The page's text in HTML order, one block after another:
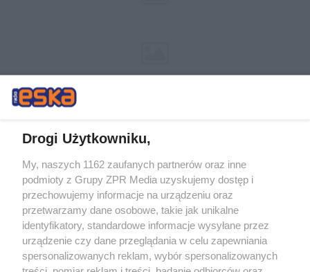
Żaden utwór zamieszczony w serwisie nie może być powielany i
rozpowszechniany lub dalej rozpowszechniany w jakikolwiek sposób (w
tym także elektroniczny lub mechaniczny) na jakimkolwiek polu
eksploatacji w jakiejkolwiek formie, włącznie z umieszczaniem w
Internecie bez pisemnej zgody właściciela praw. Jakiekolwiek użycie lub
wykorzystanie utworów w całości lub w części z naruszeniem prawa,
tzn. bez właściwej zgody, jest zabronione pod groźbą kary i może być
ścigane prawnie.
Drogi Użytkowniku,
My, naszych 1162 zaufanych partnerów oraz inne
podmioty z Grupy ZPR Media uzyskujemy dostęp i
przechowujemy informacje na urządzeniu oraz
przetwarzamy dane osobowe, takie jak unikalne
identyfikatory, standardowe informacje wysyłane przez
urządzenie czy dane przeglądania w celu zapewniania
spersonalizowanych reklam, wybór spersonalizowanych